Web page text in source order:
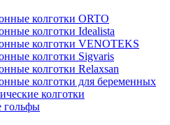
колготки ORTO
колготки Idealista
колготки VENOTEKS
колготки Sigvaris
колготки Relaxsan
колготки для беременных
колготки
гольфы